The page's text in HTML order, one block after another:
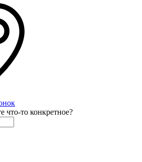
что-то конкретное?